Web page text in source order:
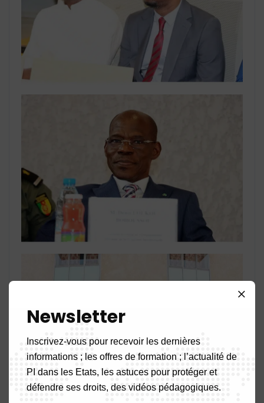
Newsletter
Inscrivez-vous pour recevoir les dernières
informations ; les offres de formation ; l’actualité de
PI dans les Etats, les astuces pour protéger et
défendre ses droits, des vidéos pédagogiques.